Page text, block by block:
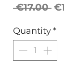
€17.00
Quantity*